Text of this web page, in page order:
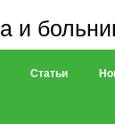
и
Статьи